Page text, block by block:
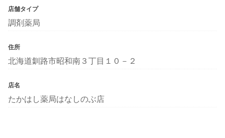
店舗タイプ
調剤薬局
住所
北海道釧路市昭和南３丁目１０－２
店名
たかはし薬局はなしのぶ店